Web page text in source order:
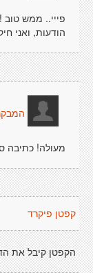
פייי.. ממש
הודעות, ואני
מעולה! כתיבה
קפטן פיקרד
הקפטן קיבל את